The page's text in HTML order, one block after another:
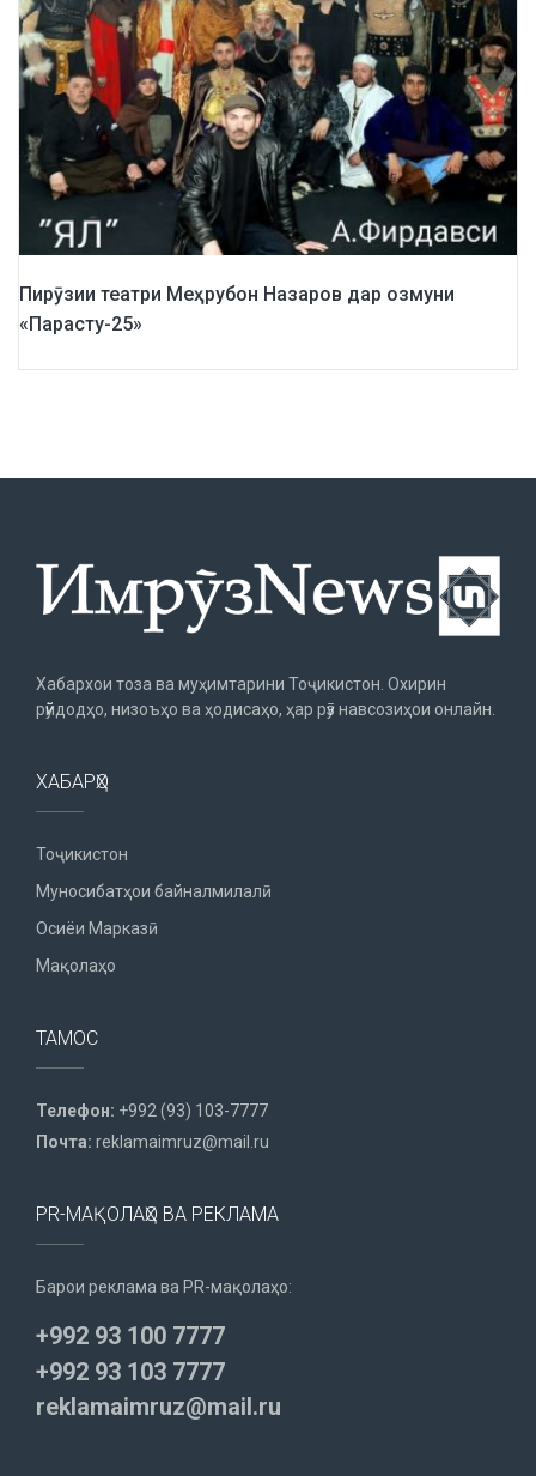
Пирӯзии театри Меҳрубон Назаров дар озмуни
«Парасту-25»
Хабархои тоза ва муҳимтарини Тоҷикистон. Охирин
рӯйдодҳо, низоъҳо ва ҳодисаҳо, ҳар рӯз навсозиҳои онлайн.
ХАБАРҲО
Тоҷикистон
Муносибатҳои байналмилалӣ
Осиёи Марказӣ
Мақолаҳо
ТАМОС
Телефон: +992 (93) 103-7777
Почта: reklamaimruz@mail.ru
PR-МАҚОЛАҲО ВА РЕКЛАМА
Барои реклама ва PR-мақолаҳо:
+992 93 100 7777
+992 93 103 7777
reklamaimruz@mail.ru